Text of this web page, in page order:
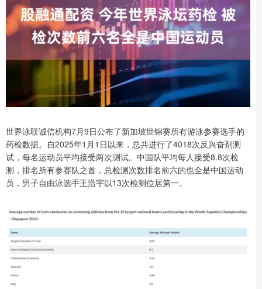
世界泳联诚信机构7月9日公布了新加坡世锦赛所有游泳参赛选手的
药检数据。自2025年1月1日以来，总共进行了4018次反兴奋剂测
试，每名运动员平均接受两次测试。中国队平均每人接受8.8次检
测，排名所有参赛队之首，总检测次数排名前六的也全是中国运动
员，男子自由泳选手王浩宇以13次检测位居第一。